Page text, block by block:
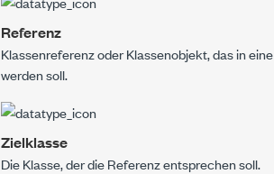
Referenz
Klassenreferenz oder Klassenobjekt, das in eine
werden soll.
Zielklasse
Die Klasse, der dieReferenzentsprechen soll.